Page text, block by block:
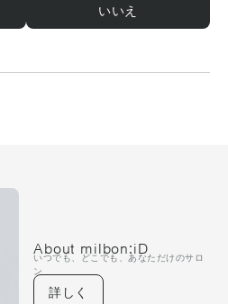
いいえ
About milbon:iD
いつでも、どこでも、あなただけのサロ
ン
詳しく